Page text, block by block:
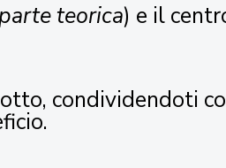
teorica) e il
condividendoti